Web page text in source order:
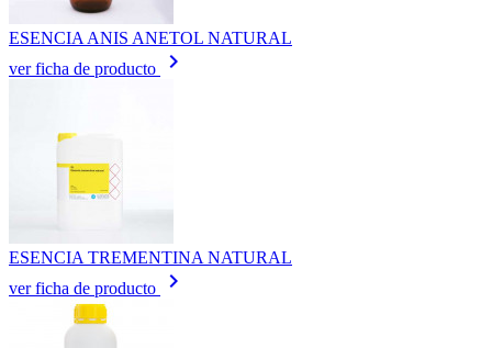
ESENCIA ANIS ANETOL NATURAL
ver ficha de producto
keyboard_arrow_right
ESENCIA TREMENTINA NATURAL
ver ficha de producto
keyboard_arrow_right